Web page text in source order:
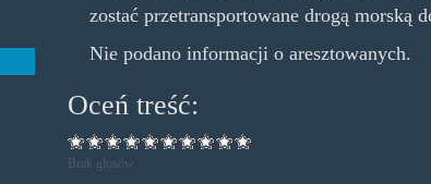
zostać przetransportowane drogą morską
Nie podano informacji o aresztowanych.
Oceń treść:
Brak głosów